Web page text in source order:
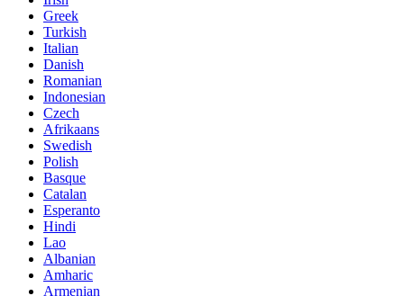
Greek
Turkish
Italian
Danish
Romanian
Indonesian
Czech
Afrikaans
Swedish
Polish
Basque
Catalan
Esperanto
Hindi
Lao
Albanian
Amharic
Armenian